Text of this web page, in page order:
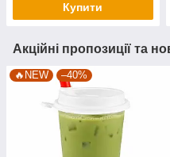
Купити
Акційні пропозиції та
🔥NEW –40%